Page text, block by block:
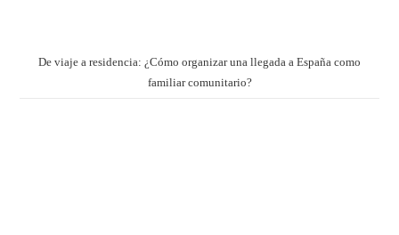
De viaje a residencia: ¿Cómo organizar una llegada a España como
familiar comunitario?